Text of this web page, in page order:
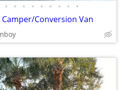
• • • • • • • • •
Camper/Conversion Van